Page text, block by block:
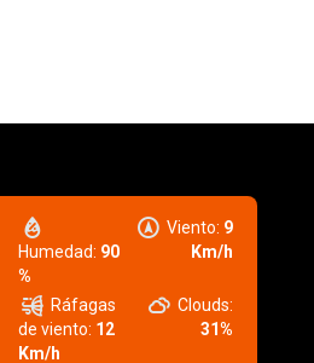
Humedad: 90
%
Viento: 9
Km/h
Ráfagas
de viento: 12
Km/h
Clouds:
31%